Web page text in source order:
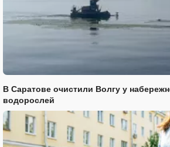
В Саратове очистили Волгу у
водорослей